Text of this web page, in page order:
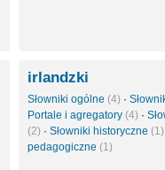
irlandzki
Słowniki ogólne (4) ·
Portale i agregatory (4) ·
(2) · Słowniki historyczne (1)
pedagogiczne (1)